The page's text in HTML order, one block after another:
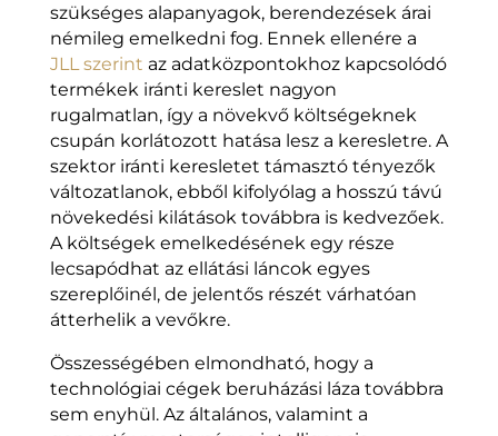
szükséges alapanyagok, berendezések árai
némileg emelkedni fog. Ennek ellenére a
JLL szerint az adatközpontokhoz kapcsolódó
termékek iránti kereslet nagyon
rugalmatlan, így a növekvő költségeknek
csupán korlátozott hatása lesz a keresletre. A
szektor iránti keresletet támasztó tényezők
változatlanok, ebből kifolyólag a hosszú távú
növekedési kilátások továbbra is kedvezőek.
A költségek emelkedésének egy része
lecsapódhat az ellátási láncok egyes
szereplőinél, de jelentős részét várhatóan
átterhelik a vevőkre.
Összességében elmondható, hogy a
technológiai cégek beruházási láza továbbra
sem enyhül. Az általános, valamint a